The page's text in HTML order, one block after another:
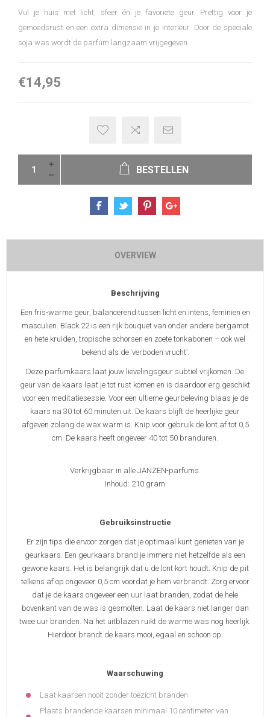
Vul je huis met licht, sfeer én je favoriete geur. Prettig voor je
gemoedsrust en een extra dimensie in je interieur. Door de speciale
soja was wordt de parfum langzaam vrijgegeven.
€14,95
BESTELLEN
OVERVIEW
Beschrijving
Een fris-warme geur, balancerend tussen licht en intens, feminien en
masculien. Black 22 is een rijk bouquet van onder andere bergamot
en hete kruiden, tropische schorsen en zoete tonkabonen – ook wel
bekend als de ‘verboden vrucht’.
Deze parfumkaars laat jouw lievelingsgeur subtiel vrijkomen. De
geur van de kaars laat je tot rust komen en is daardoor erg geschikt
voor een meditatiesessie. Voor een ultieme geurbeleving blaas je de
kaars na 30 tot 60 minuten uit. De kaars blijft de heerlijke geur
afgeven zolang de wax warm is. Knip voor gebruik de lont af tot 0,5
cm. De kaars heeft ongeveer 40 tot 50 branduren.
Verkrijgbaar in alle JANZEN-parfums.
Inhoud: 210 gram
Gebruiksinstructie
Er zijn tips die ervoor zorgen dat je optimaal kunt genieten van je
geurkaars. Een geurkaars brand je immers niet hetzelfde als een
gewone kaars. Het is belangrijk dat u de lont kort houdt. Knip de pit
telkens af op ongeveer 0,5 cm voordat je hem verbrandt. Zorg ervoor
dat je de kaars ongeveer een uur laat branden, zodat de hele
bovenkant van de was is gesmolten. Laat de kaars niet langer dan
twee uur branden. Na het uitblazen ruikt de warme was nog heerlijk.
Hierdoor brandt de kaars mooi, egaal en schoon op.
Waarschuwing
Laat kaarsen nooit zonder toezicht branden
Plaats brandende kaarsen minimaal 10 centimeter van